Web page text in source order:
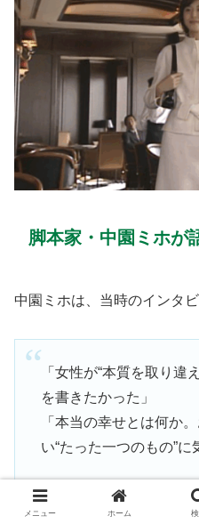
脚本家・中園ミホが
中園ミホは、当時のインタ
「女性が“本質を取り違
を書きたかった」
「本当の幸せとは何か
い“たった一つのもの”に
メニュー ホーム